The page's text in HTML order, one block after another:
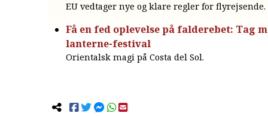
EU vedtager nye og klare regler for flyrejsende.
Få en fed oplevelse på falderebet: Tag
lanterne-festival
Orientalsk magi på Costa del Sol.